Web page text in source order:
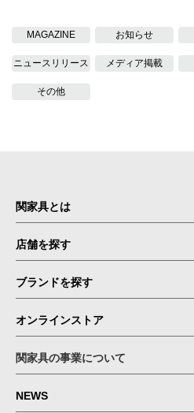
MAGAZINE お知らせ
ニュースリリース メディア掲載
その他
関家具とは
店舗を探す
ブランドを探す
オンラインストア
関家具の事業について
NEWS